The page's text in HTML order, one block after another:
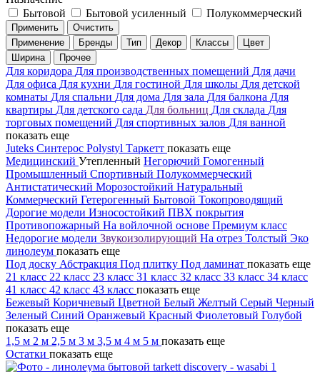
Бытовой
Бытовой усиленный Полукоммерческий
Применить
Очистить
Применение
Бренды Тип Декор Классы
Цвет
Ширина
Прочее
Для коридора Для производственных помещений Для дачи
Для офиса Для кухни Для гостиной Для школы Для детской
комнаты Для спальни Для дома Для зала Для балкона Для
квартиры Для детского сада Для больниц Для склада Для
торговых помещений Для спортивных залов Для ванной
показать еще
Juteks Синтерос Polystyl Таркетт показать еще
Медицинский Утепленный Негорючий Гомогенный
Промышленный Спортивный Полукоммерческий
Антистатический Морозостойкий Натуральный
Коммерческий Гетерогенный Бытовой Токопроводящий
Дорогие модели Износостойкий ПВХ покрытия
Противопожарный На войлочной основе Премиум класс
Недорогие модели Звукоизолирующий На отрез Толстый Эко
линолеум показать еще
Под доску Абстракция Под плитку Под ламинат показать еще
21 класс 22 класс 23 класс 31 класс 32 класс 33 класс 34 класс
41 класс 42 класс 43 класс показать еще
Бежевый Коричневый Цветной Белый Желтый Серый Черный
Зеленый Синий Оранжевый Красный Фиолетовый Голубой
показать еще
1,5 м 2 м 2,5 м 3 м 3,5 м 4 м 5 м показать еще
Остатки показать еще